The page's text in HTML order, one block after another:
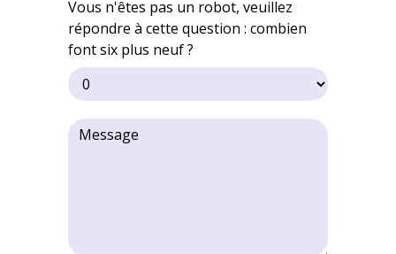
Vous n'êtes pas un robot, veuillez
répondre à cette question : combien
font six plus neuf ?